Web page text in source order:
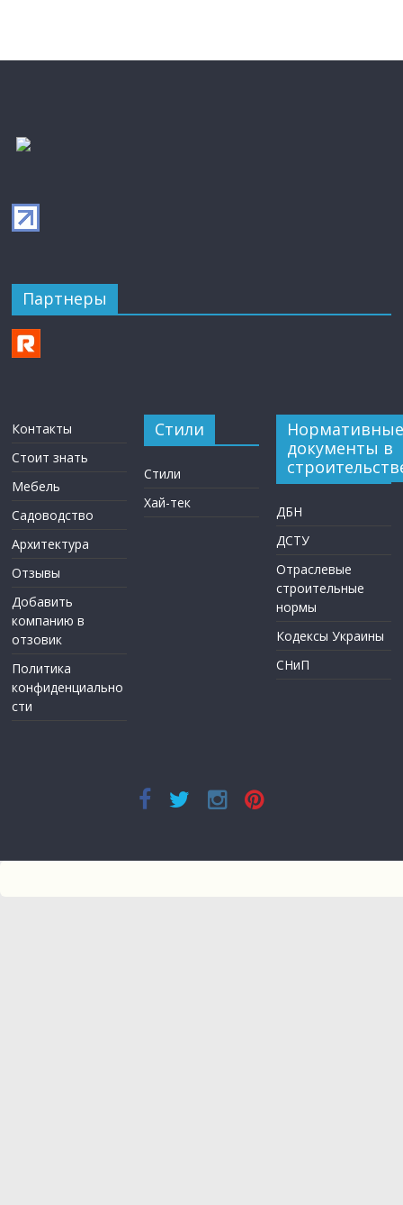
Партнеры
Контакты
Стоит знать
Мебель
Садоводство
Архитектура
Отзывы
Добавить
компанию в
отзовик
Политика
конфиденциально
сти
Стили
Стили
Хай-тек
Нормативные
документы в
ДБН
ДСТУ
Отраслевые
строительные
нормы
Кодексы Украины
СНиП